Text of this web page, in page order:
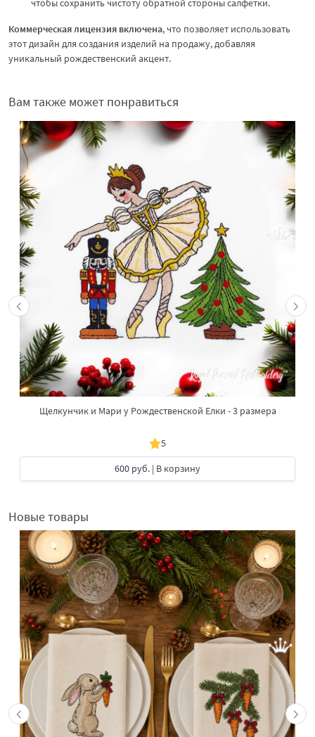
Коммерческая лицензия включена, что позволяет использовать
этот дизайн для создания изделий на продажу, добавляя
уникальный рождественский акцент.
Вам также может понравиться
Щелкунчик и Мари у Рождественской Елки - 3 размера
5
600 руб. | В корзину
Новые товары